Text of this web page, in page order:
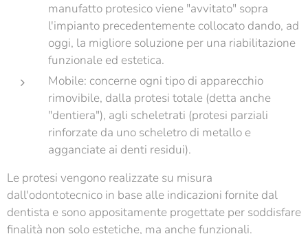
manufatto protesico viene "avvitato" sopra
l'impianto precedentemente collocato dando, ad
oggi, la migliore soluzione per una riabilitazione
funzionale ed estetica.
Mobile: concerne ogni tipo di apparecchio
rimovibile, dalla protesi totale (detta anche
"dentiera"), agli scheletrati (protesi parziali
rinforzate da uno scheletro di metallo e
agganciate ai denti residui).
Le protesi vengono realizzate su misura
dall'odontotecnico in base alle indicazioni fornite dal
dentista e sono appositamente progettate per soddisfare
finalità non solo estetiche, ma anche funzionali.